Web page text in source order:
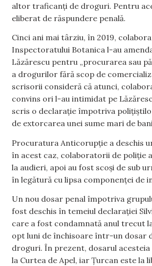
altor traficanți de droguri. Pentru
eliberat de răspundere penală.
Cinci ani mai târziu, în 2019,
Inspectoratului Botanica l-au
Lăzărescu pentru „procurarea sau
a drogurilor fără scop de
scrisorii consideră că atunci,
convins ori l-au intimidat pe
scris o declarație împotriva
de extorcarea unei sume mari de
Procuratura Anticorupție a deschis
în acest caz, colaboratorii de poliție
la audieri, apoi au fost scoși de sub
în legătură cu lipsa componenței de
Un nou dosar penal împotriva
fost deschis în temeiul declarației
care a fost condamnată anul trecut
opt luni de închisoare într-un dosar
droguri. În prezent, dosarul acesteia
la Curtea de Apel, iar Țurcan este la